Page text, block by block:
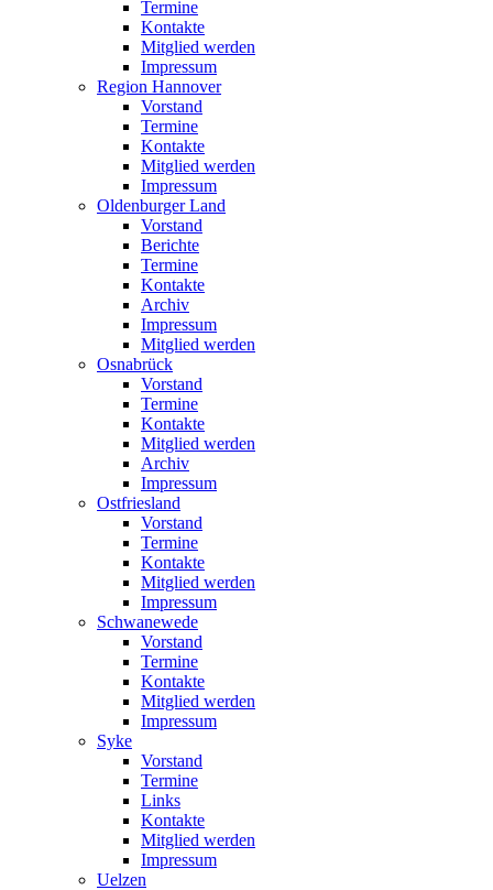
Termine
Kontakte
Mitglied werden
Impressum
Region Hannover
Vorstand
Termine
Kontakte
Mitglied werden
Impressum
Oldenburger Land
Vorstand
Berichte
Termine
Kontakte
Archiv
Impressum
Mitglied werden
Osnabrück
Vorstand
Termine
Kontakte
Mitglied werden
Archiv
Impressum
Ostfriesland
Vorstand
Termine
Kontakte
Mitglied werden
Impressum
Schwanewede
Vorstand
Termine
Kontakte
Mitglied werden
Impressum
Syke
Vorstand
Termine
Links
Kontakte
Mitglied werden
Impressum
Uelzen